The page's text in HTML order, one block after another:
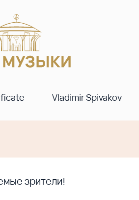
Vladimir Spivakov
зрители!